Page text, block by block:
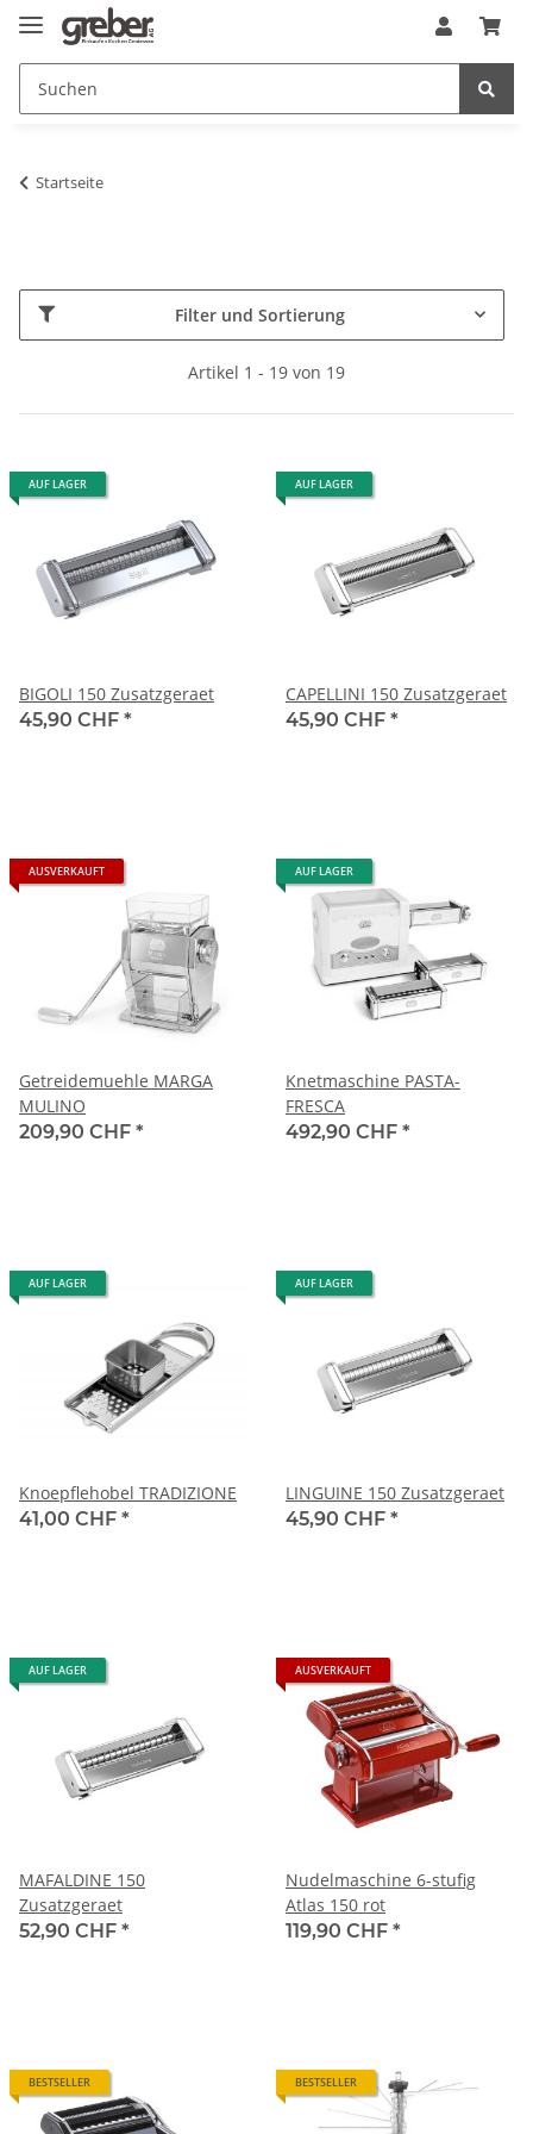
Startseite
Filter und Sortierung
Artikel 1 - 19 von 19
AUF LAGER
BIGOLI 150 Zusatzgeraet
45,90 CHF *
AUF LAGER
CAPELLINI 150 Zusatzgeraet
45,90 CHF *
AUSVERKAUFT
Getreidemuehle MARGA
MULINO
209,90 CHF *
AUF LAGER
Knetmaschine PASTA-
FRESCA
492,90 CHF *
AUF LAGER
Knoepflehobel TRADIZIONE
41,00 CHF *
AUF LAGER
LINGUINE 150 Zusatzgeraet
45,90 CHF *
AUF LAGER
MAFALDINE 150
Zusatzgeraet
52,90 CHF *
AUSVERKAUFT
Nudelmaschine 6-stufig
Atlas 150 rot
119,90 CHF *
BESTSELLER BESTSELLER